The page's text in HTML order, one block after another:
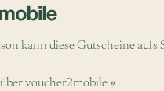
kann diese Gutscheine aufs
voucher2mobile »